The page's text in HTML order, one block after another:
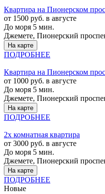
Квартира на Пионерском
от 1500 руб. в августе
До моря 5 мин.
Джемете, Пионерский
На карте
ПОДРОБНЕЕ
Квартира на Пионерском
от 1000 руб. в августе
До моря 5 мин.
Джемете, Пионерский
На карте
ПОДРОБНЕЕ
2х комнатная квартира
от 3000 руб. в августе
До моря 5 мин.
Джемете, Пионерский
На карте
ПОДРОБНЕЕ
Новые